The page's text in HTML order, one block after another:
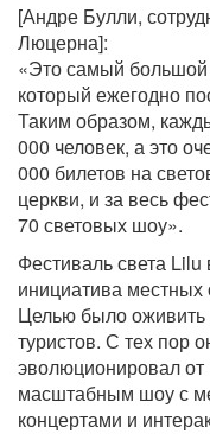
[Андре Булли,
Люцерна]:
«Это самый
который ежегодно
Таким образом,
000 человек, а это
000 билетов на
церкви, и за весь
70 световых шоу».
Фестиваль света
инициатива местных
Целью было оживить
туристов. С тех пор
эволюционировал от
масштабным шоу с
концертами и